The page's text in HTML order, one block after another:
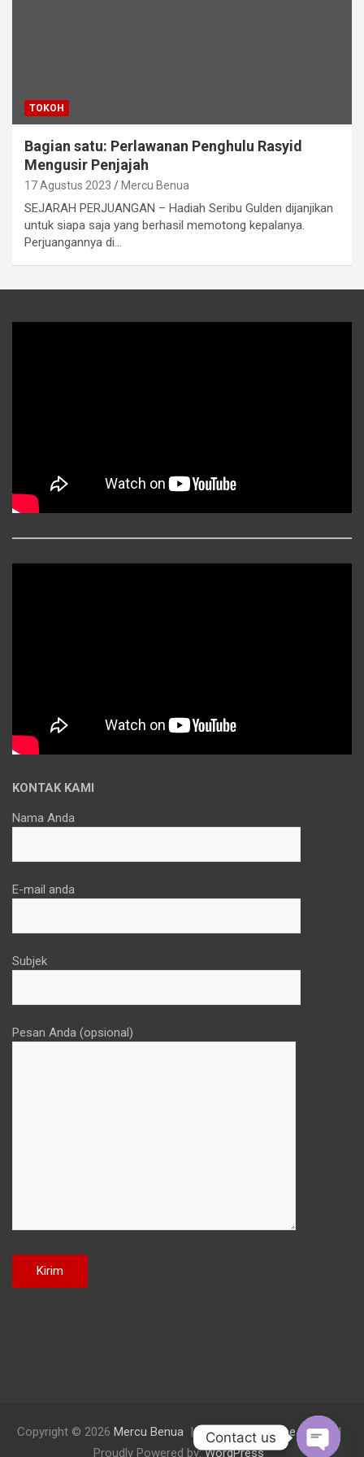
TOKOH
Bagian satu: Perlawanan Penghulu Rasyid
Mengusir Penjajah
17 Agustus 2023 Mercu Benua
SEJARAH PERJUANGAN – Hadiah Seribu Gulden dijanjikan
untuk siapa saja yang berhasil memotong kepalanya.
Perjuangannya di…
KONTAK KAMI
Nama Anda
E-mail anda
Subjek
Pesan Anda (opsional)
Copyright © 2026 Mercu Benua Theme by: Theme Horse
Proudly Powered by:WordPress
Contact us